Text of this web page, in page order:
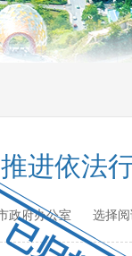
进依法
政府办公室 选择阅